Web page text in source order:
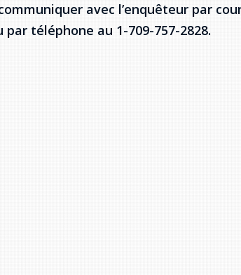
avec l’enquêteur par
par téléphone au 1-709-757-2828.